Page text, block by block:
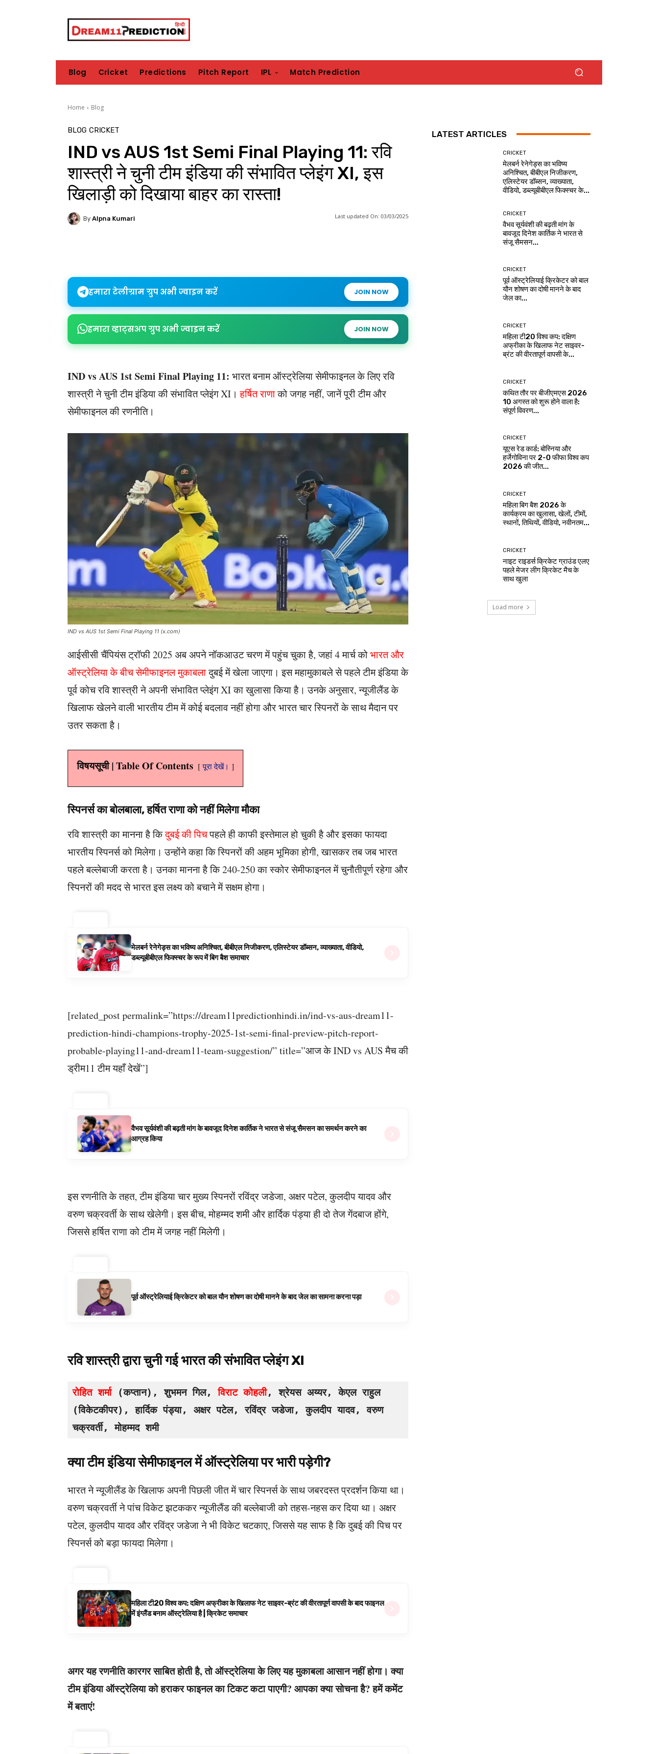
Blog Cricket Predictions Pitch Report IPL Match Prediction
Home Blog
BLOG CRICKET
IND vs AUS 1st Semi Final Playing 11: रवि
शास्त्री ने चुनी टीम इंडिया की संभावित प्लेइंग XI, इस
खिलाड़ी को दिखाया बाहर का रास्ता!
By Alpna Kumari Last updated On: 03/03/2025
हमारा टेलीग्राम ग्रुप अभी ज्वाइन करें JOIN NOW
हमारा व्हाट्सअप ग्रुप अभी ज्वाइन करें JOIN NOW
IND vs AUS 1st Semi Final Playing 11: भारत बनाम ऑस्ट्रेलिया सेमीफाइनल के लिए रवि
शास्त्री ने चुनी टीम इंडिया की संभावित प्लेइंग XI।हर्षित राणाको जगह नहीं, जानें पूरी टीम और
सेमीफाइनल की रणनीति।
IND vs AUS 1st Semi Final Playing 11 (x.com)
आईसीसी चैंपियंस ट्रॉफी 2025 अब अपने नॉकआउट चरण में पहुंच चुका है, जहां 4 मार्च कोभारत और
ऑस्ट्रेलिया के बीच सेमीफाइनल मुकाबलादुबई में खेला जाएगा। इस महामुकाबले से पहले टीम इंडिया के
पूर्व कोच रवि शास्त्री ने अपनी संभावित प्लेइंग XI का खुलासा किया है। उनके अनुसार, न्यूजीलैंड के
खिलाफ खेलने वाली भारतीय टीम में कोई बदलाव नहीं होगा और भारत चार स्पिनरों के साथ मैदान पर
उतर सकता है।
विषयसूची | Table Of Contents पूरा देखें।
स्पिनर्स का बोलबाला, हर्षित राणा को नहीं मिलेगा मौका
रवि शास्त्री का मानना है किदुबई की पिचपहले ही काफी इस्तेमाल हो चुकी है और इसका फायदा
भारतीय स्पिनर्स को मिलेगा। उन्होंने कहा कि स्पिनरों की अहम भूमिका होगी, खासकर तब जब भारत
पहले बल्लेबाजी करता है। उनका मानना है कि 240-250 का स्कोर सेमीफाइनल में चुनौतीपूर्ण रहेगा और
स्पिनरों की मदद से भारत इस लक्ष्य को बचाने में सक्षम होगा।
मेलबर्न रेनेगेड्स का भविष्य अनिश्चित, बीबीएल निजीकरण, एलिस्टेयर डॉब्सन, व्याख्याता, वीडियो,
डब्ल्यूबीबीएल फिक्स्चर के रूप में बिग बैश समाचार
[related_post permalink=”https://dream11predictionhindi.in/ind-vs-aus-dream11-
prediction-hindi-champions-trophy-2025-1st-semi-final-preview-pitch-report-
probable-playing11-and-dream11-team-suggestion/” title=”आज के IND vs AUS मैच की
ड्रीम11 टीम यहाँ देखें”]
वैभव सूर्यवंशी की बढ़ती मांग के बावजूद दिनेश कार्तिक ने भारत से संजू सैमसन का समर्थन करने का
आग्रह किया
इस रणनीति के तहत, टीम इंडिया चार मुख्य स्पिनरों रविंद्र जडेजा, अक्षर पटेल, कुलदीप यादव और
वरुण चक्रवर्ती के साथ खेलेगी। इस बीच, मोहम्मद शमी और हार्दिक पंड्या ही दो तेज गेंदबाज होंगे,
जिससे हर्षित राणा को टीम में जगह नहीं मिलेगी।
पूर्व ऑस्ट्रेलियाई क्रिकेटर को बाल यौन शोषण का दोषी मानने के बाद जेल का सामना करना पड़ा
रवि शास्त्री द्वारा चुनी गई भारत की संभावित प्लेइंग XI
रोहित शर्मा (कप्तान), शुभमन गिल, विराट कोहली, श्रेयस अय्यर, केएल राहुल
(विकेटकीपर), हार्दिक पंड्या, अक्षर पटेल, रविंद्र जडेजा, कुलदीप यादव, वरुण
चक्रवर्ती, मोहम्मद शमी
क्या टीम इंडिया सेमीफाइनल में ऑस्ट्रेलिया पर भारी पड़ेगी?
भारत ने न्यूजीलैंड के खिलाफ अपनी पिछली जीत में चार स्पिनर्स के साथ जबरदस्त प्रदर्शन किया था।
वरुण चक्रवर्ती ने पांच विकेट झटककर न्यूजीलैंड की बल्लेबाजी को तहस-नहस कर दिया था। अक्षर
पटेल, कुलदीप यादव और रविंद्र जडेजा ने भी विकेट चटकाए, जिससे यह साफ है कि दुबई की पिच पर
स्पिनर्स को बड़ा फायदा मिलेगा।
महिला टी20 विश्व कप: दक्षिण अफ्रीका के खिलाफ नेट साइवर-ब्रंट की वीरतापूर्ण वापसी के बाद फाइनल
में इंग्लैंड बनाम ऑस्ट्रेलिया है | क्रिकेट समाचार
अगर यह रणनीति कारगर साबित होती है, तो ऑस्ट्रेलिया के लिए यह मुकाबला आसान नहीं होगा। क्या
टीम इंडिया ऑस्ट्रेलिया को हराकर फाइनल का टिकट कटा पाएगी? आपका क्या सोचना है? हमें कमेंट
में बताएं!
LATEST ARTICLES
CRICKET
मेलबर्न रेनेगेड्स का भविष्य
अनिश्चित, बीबीएल निजीकरण,
एलिस्टेयर डॉब्सन, व्याख्याता,
वीडियो, डब्ल्यूबीबीएल फिक्स्चर के...
CRICKET
वैभव सूर्यवंशी की बढ़ती मांग के
बावजूद दिनेश कार्तिक ने भारत से
संजू सैमसन...
CRICKET
पूर्व ऑस्ट्रेलियाई क्रिकेटर को बाल
यौन शोषण का दोषी मानने के बाद
जेल का...
CRICKET
महिला टी20 विश्व कप: दक्षिण
अफ्रीका के खिलाफ नेट साइवर-
ब्रंट की वीरतापूर्ण वापसी के...
CRICKET
कथित तौर पर बीजीएमएस 2026
10 अगस्त को शुरू होने वाला है:
संपूर्ण विवरण...
CRICKET
यूएस रेड कार्ड: बोस्निया और
हर्जेगोविना पर 2-0 फीफा विश्व कप
2026 की जीत...
CRICKET
महिला बिग बैश 2026 के
कार्यक्रम का खुलासा, खेलों, टीमों,
स्थानों, तिथियों, वीडियो, नवीनतम...
CRICKET
नाइट राइडर्स क्रिकेट ग्राउंड एलए
पहले मेजर लीग क्रिकेट मैच के
साथ खुला
Load more